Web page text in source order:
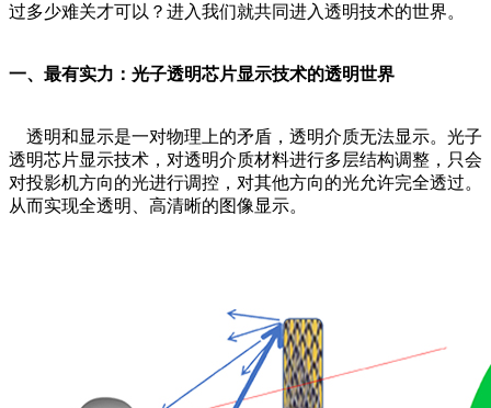
过多少难关才可以？进入我们就共同进入透明技术的世界。
一、最有实力：光子透明芯片显示技术的透明世界
透明和显示是一对物理上的矛盾，透明介质无法显示。光子
透明芯片显示技术，对透明介质材料进行多层结构调整，只会
对投影机方向的光进行调控，对其他方向的光允许完全透过。
从而实现全透明、高清晰的图像显示。